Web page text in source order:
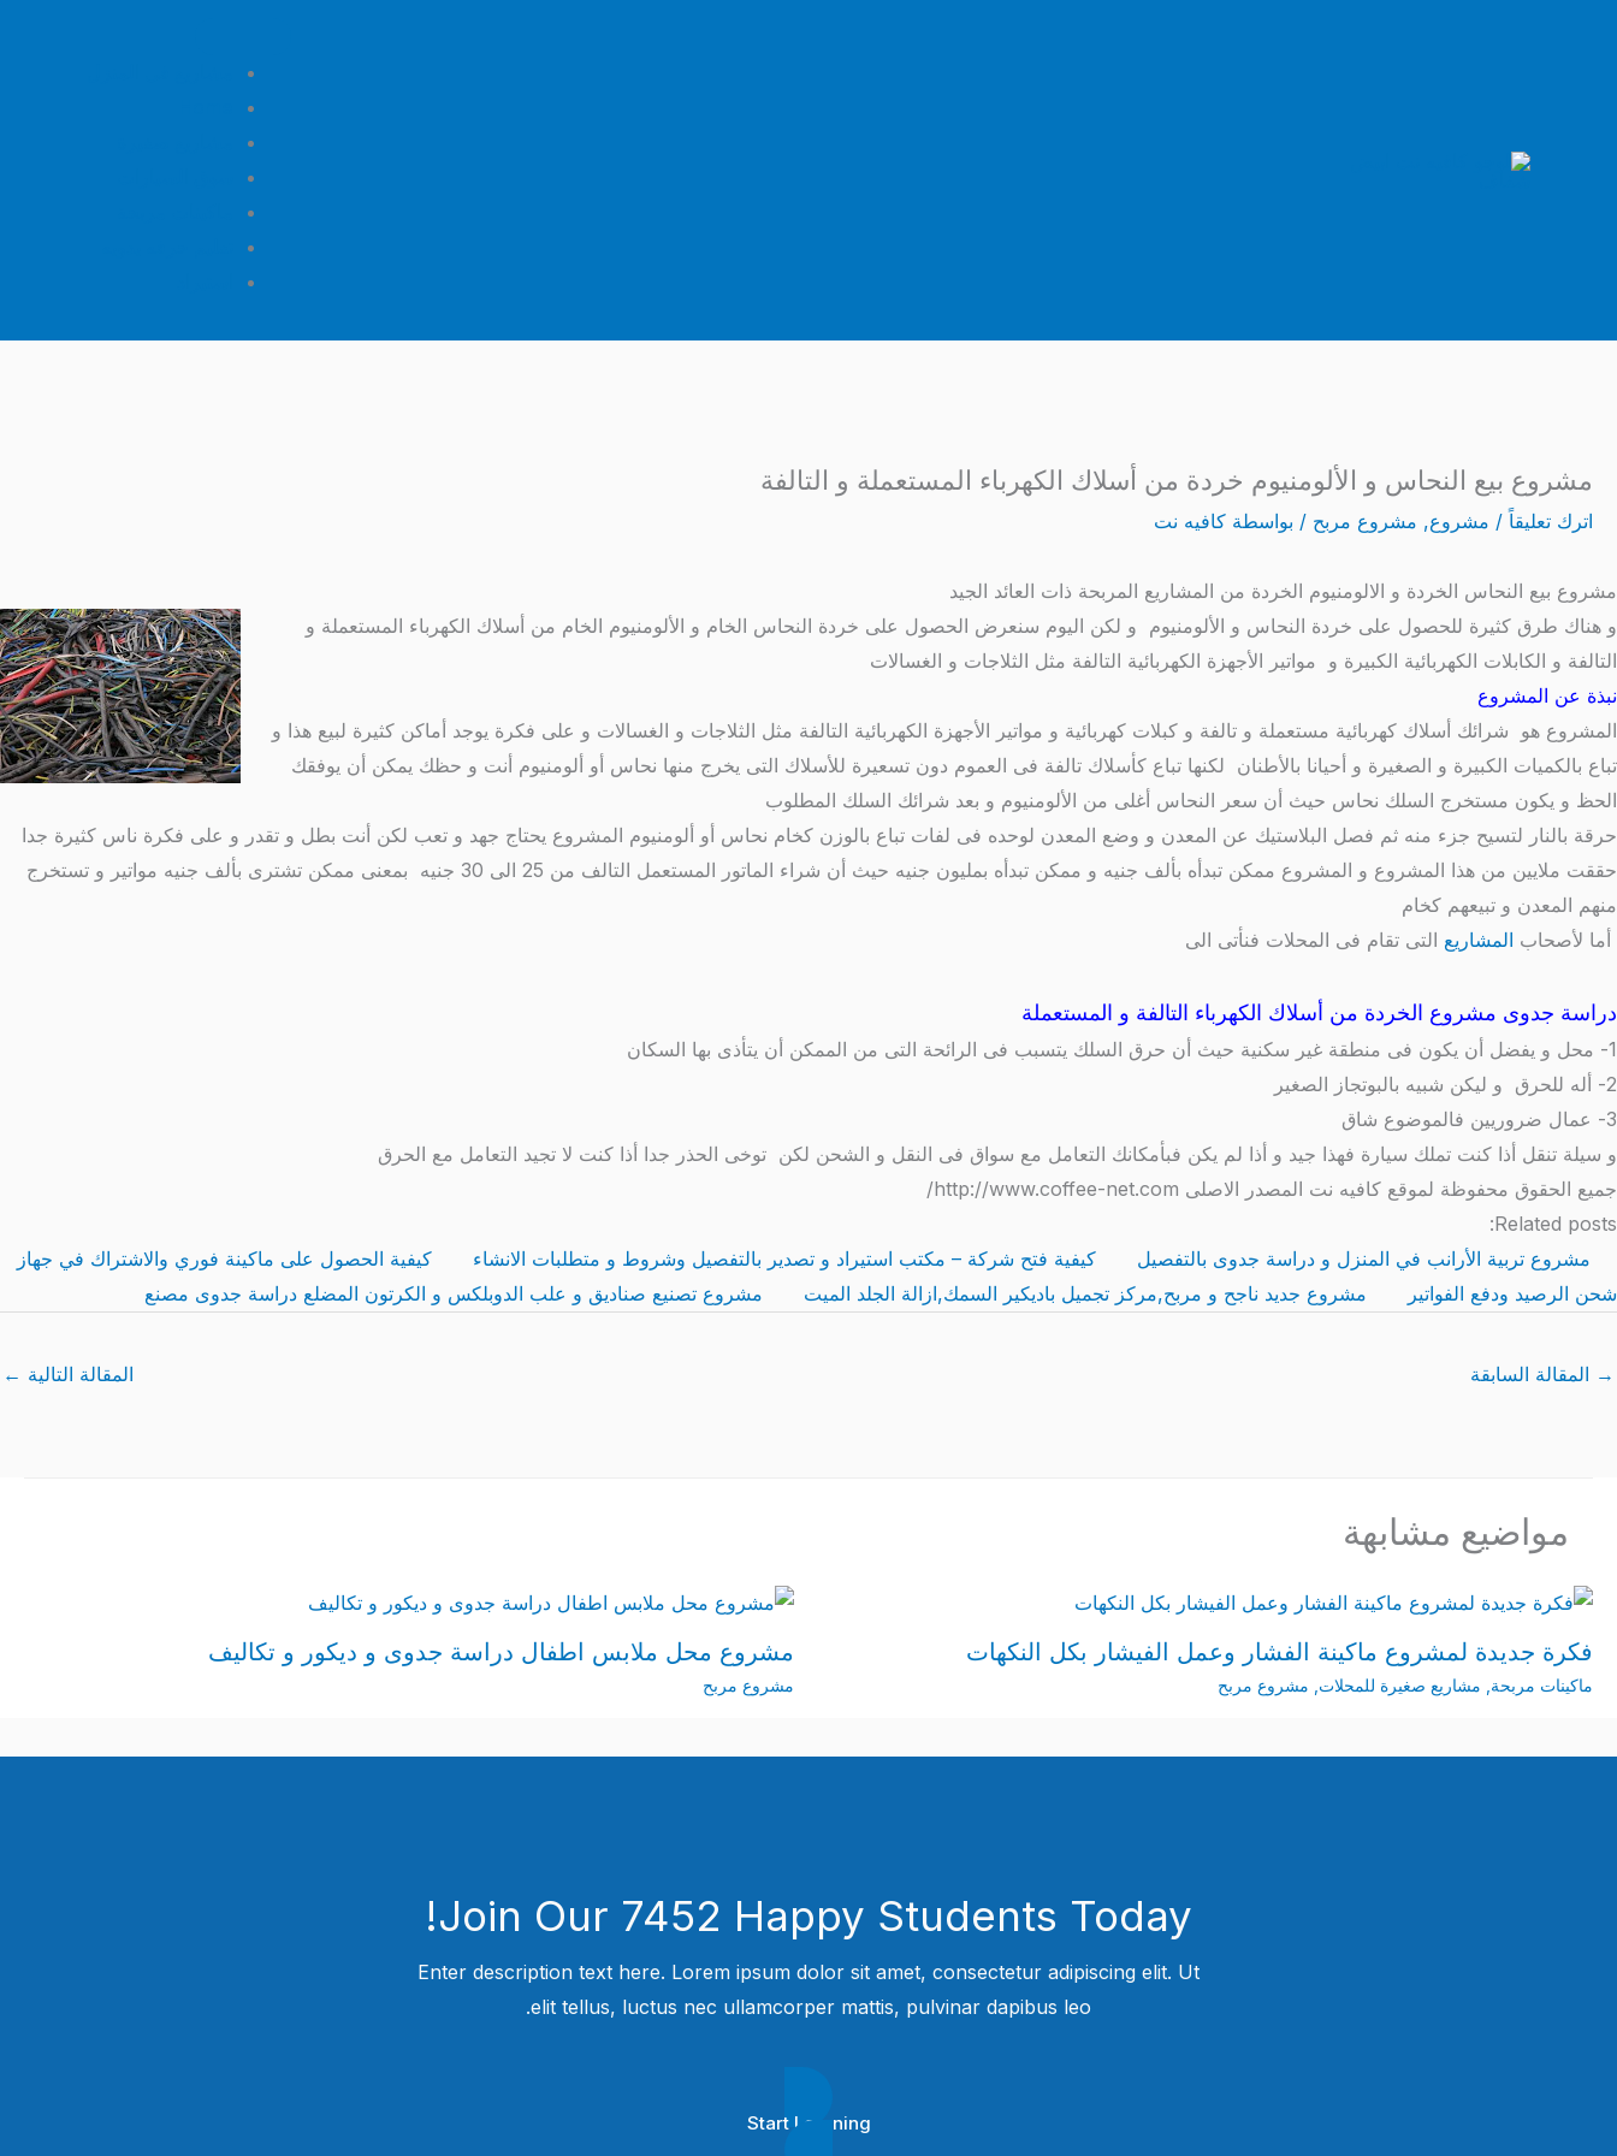
مشروع بيع النحاس و الألومنيوم خردة من أسلاك الكهرباء المستعملة و التالفة
اترك تعليقاً / مشروع, مشروع مربح / بواسطة كافيه نت
مشروع بيع النحاس الخردة و الالومنيوم الخردة من المشاريع المربحة ذات العائد الجيد
و هناك طرق كثيرة للحصول على خردة النحاس و الألومنيوم و لكن اليوم سنعرض الحصول على خردة النحاس الخام و الألومنيوم الخام من أسلاك الكهرباء المستعملة و
التالفة و الكابلات الكهربائية الكبيرة و مواتير الأجهزة الكهربائية التالفة مثل الثلاجات و الغسالات
نبذة عن المشروع
المشروع هو شرائك أسلاك كهربائية مستعملة و تالفة و كبلات كهربائية و مواتير الأجهزة الكهربائية التالفة مثل الثلاجات و الغسالات و على فكرة يوجد أماكن كثيرة لبيع هذا و
تباع بالكميات الكبيرة و الصغيرة و أحيانا بالأطنان لكنها تباع كأسلاك تالفة فى العموم دون تسعيرة للأسلاك التى يخرج منها نحاس أو ألومنيوم أنت و حظك يمكن أن يوفقك
الحظ و يكون مستخرج السلك نحاس حيث أن سعر النحاس أغلى من الألومنيوم و بعد شرائك السلك المطلوب
حرقة بالنار لتسيح جزء منه ثم فصل البلاستيك عن المعدن و وضع المعدن لوحده فى لفات تباع بالوزن كخام نحاس أو ألومنيوم المشروع يحتاج جهد و تعب لكن أنت بطل و تقدر و على فكرة ناس كثيرة جدا
حققت ملايين من هذا المشروع و المشروع ممكن تبدأه بألف جنيه و ممكن تبدأه بمليون جنيه حيث أن شراء الماتور المستعمل التالف من 25 الى 30 جنيه بمعنى ممكن تشترى بألف جنيه مواتير و تستخرج
منهم المعدن و تبيعهم كخام
أما لأصحاب المشاريع التى تقام فى المحلات فنأتى الى
دراسة جدوى مشروع الخردة من أسلاك الكهرباء التالفة و المستعملة
1- محل و يفضل أن يكون فى منطقة غير سكنية حيث أن حرق السلك يتسبب فى الرائحة التى من الممكن أن يتأذى بها السكان
2- أله للحرق و ليكن شبيه بالبوتجاز الصغير
3- عمال ضروريين فالموضوع شاق
و سيلة تنقل أذا كنت تملك سيارة فهذا جيد و أذا لم يكن فبأمكانك التعامل مع سواق فى النقل و الشحن لكن توخى الحذر جدا أذا كنت لا تجيد التعامل مع الحرق
جميع الحقوق محفوظة لموقع كافيه نت المصدر الاصلى http://www.coffee-net.com/
Related posts:
مشروع تربية الأرانب في المنزل و دراسة جدوى بالتفصيل
كيفية فتح شركة – مكتب استيراد و تصدير بالتفصيل وشروط و متطلبات الانشاء
كيفية الحصول على ماكينة فوري والاشتراك في جهاز
شحن الرصيد ودفع الفواتير
مشروع جديد ناجح و مربح,مركز تجميل باديكير السمك,ازالة الجلد الميت مشروع تصنيع صناديق و علب الدوبلكس و الكرتون المضلع دراسة جدوى مصنع
→ المقالة السابقة المقالة التالية ←
مواضيع مشابهة
فكرة جديدة لمشروع ماكينة الفشار وعمل الفيشار بكل النكهات
ماكينات مربحة, مشاريع صغيرة للمحلات, مشروع مربح
مشروع محل ملابس اطفال دراسة جدوى و ديكور و تكاليف
مشروع مربح
Join Our 7452 Happy Students​ Today!
Enter description text here. Lorem ipsum dolor sit amet, consectetur adipiscing elit. Ut
elit tellus, luctus nec ullamcorper mattis, pulvinar dapibus leo.​
Start Learning